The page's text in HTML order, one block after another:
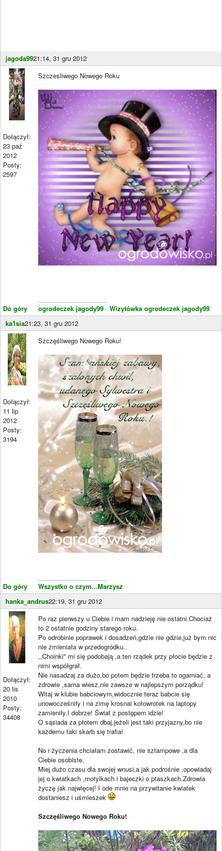
jagoda9921:14, 31 gru 2012
Dołączył:
23 paź
2012
Posty:
2597
Do góry
Szczesliwego Nowego Roku
ogrodeczek jagody99 - Wizytówka ogrodeczek jagody99
ka1sia21:23, 31 gru 2012
Dołączył:
11 lip
2012
Posty:
3194
Do góry
Szczęśliwego Nowego Roku!
Wszystko o czym...Marzysz
hanka_andrus22:19, 31 gru 2012
Dołączył:
20 lis
2010
Posty:
34408
Po raz pierwszy u Ciebie i mam nadzieję nie ostatni.Chociaż
to 2 ostatnie godziny starego roku.
Po odrobinie poprawek i dosadzeń,gdzie nie gdzie,już bym nic
nie zmieniała w przedogródku..
,,Choinki" mi się podobają ,a ten rządek przy płocie będzie z
nimi współgrał.
Nie nasadzaj za dużo,bo potem będzie trzeba to ogarniać, a
zdrowie ,sama wiesz,nie zawsze w najlepszym porządku!
Witaj w klubie babciowym,widocznie teraz babcie się
unowocześniły i na zimę krosnai kołowrotek na laptopy
zamieniły.I dobrze! Świat z postępem idzie!
O sąsiada za płotem dbaj,jeżeli jest taki przyjazny,bo nie
każdemu taki skarb się trafia!
No i życzenia chciałam zostawić, nie sztampowe ,a dla
Ciebie osobiste.
Miej dużo czasu dla swojej wnusi,a jak podrośnie ,opowiadaj
jej o kwiatkach ,motylkach i bajeczki o ptaszkach.Zdrowia
życzę jak najwięcej! I ode mnie na przywitanie kwiatek
dostaniesz i uśmieszek
Szczęśliwego Nowego Roku!